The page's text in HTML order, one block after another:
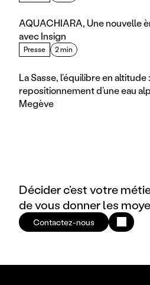
AQUACHIARA, Une nouvelle
avec Insign
Presse 2 min
La Sasse, l’équilibre en
repositionnement d’une eau
Megève
Décider c’est votre
de vous donner les
Contactez-nous